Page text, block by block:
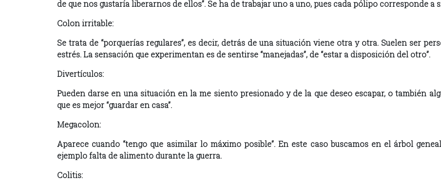
de que nos gustaría liberarnos de ellos”. Se ha de trabajar uno a uno, pues cada pólipo corresponde a
Colon irritable:
Se trata de “porquerías regulares”, es decir, detrás de una situación viene otra y otra. Suelen ser
estrés. La sensación que experimentan es de sentirse “manejadas”, de “estar a disposición del otro”.
Divertículos:
Pueden darse en una situación en la me siento presionado y de la que deseo escapar, o también
que es mejor “guardar en casa”.
Megacolon:
Aparece cuando “tengo que asimilar lo máximo posible”. En este caso buscamos en el árbol
ejemplo falta de alimento durante la guerra.
Colitis: